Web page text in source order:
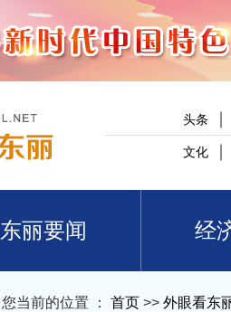
头条
文化
东丽要闻 经
您当前的位置 ： 首页 >> 外眼看东